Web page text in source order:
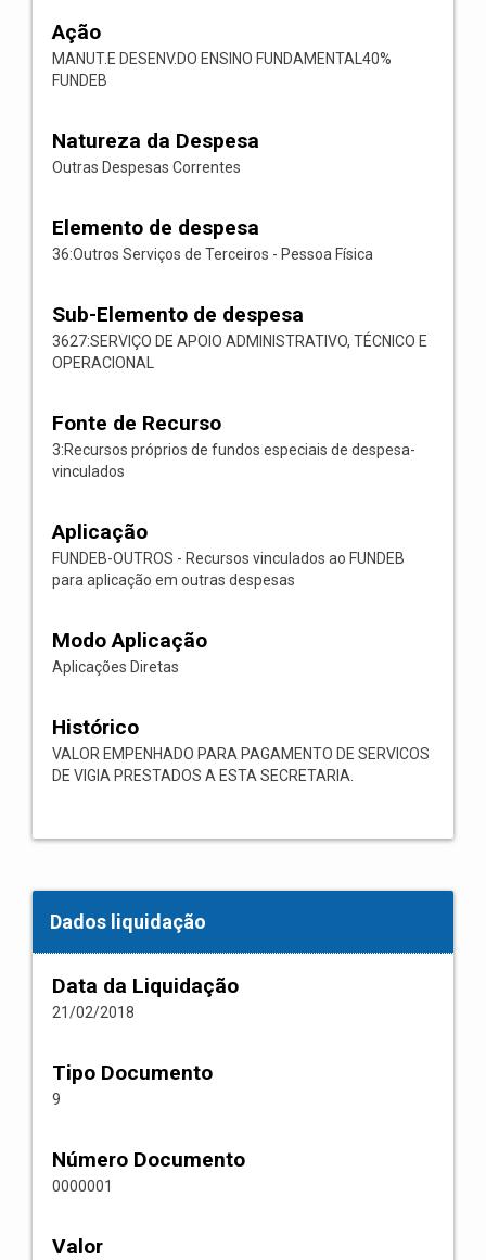
Ação
MANUT.E DESENV.DO ENSINO FUNDAMENTAL40%
FUNDEB
Natureza da Despesa
Outras Despesas Correntes
Elemento de despesa
36:Outros Serviços de Terceiros - Pessoa Física
Sub-Elemento de despesa
3627:SERVIÇO DE APOIO ADMINISTRATIVO, TÉCNICO E
OPERACIONAL
Fonte de Recurso
3:Recursos próprios de fundos especiais de despesa-
vinculados
Aplicação
FUNDEB-OUTROS - Recursos vinculados ao FUNDEB
para aplicação em outras despesas
Modo Aplicação
Aplicações Diretas
Histórico
VALOR EMPENHADO PARA PAGAMENTO DE SERVICOS
DE VIGIA PRESTADOS A ESTA SECRETARIA.
Dados liquidação
Data da Liquidação
21/02/2018
Tipo Documento
9
Número Documento
0000001
Valor